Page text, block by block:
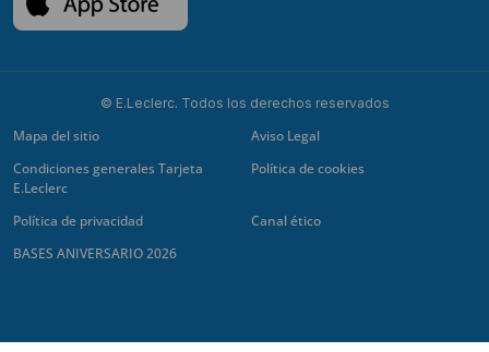
© E.Leclerc. Todos los derechos reservados
Mapa del sitio
Aviso Legal
Condiciones generales Tarjeta
E.Leclerc
Política de cookies
Política de privacidad
Canal ético
BASES ANIVERSARIO 2026